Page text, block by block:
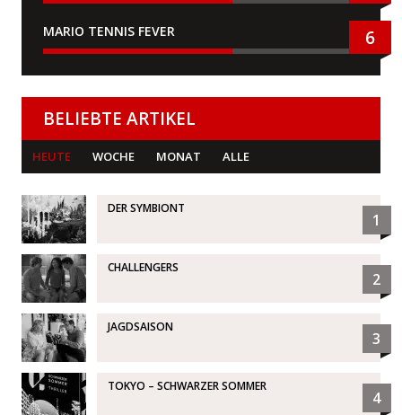
MARIO TENNIS FEVER 6
BELIEBTE ARTIKEL
HEUTE WOCHE MONAT ALLE
DER SYMBIONT
1
CHALLENGERS
2
JAGDSAISON
3
TOKYO – SCHWARZER SOMMER
4